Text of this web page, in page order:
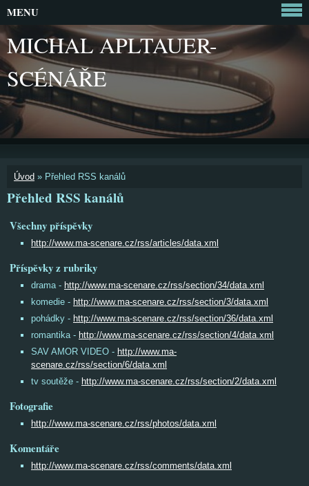
MICHAL APLTAUER-
SCÉNÁŘE
Úvod » Přehled RSS kanálů
Přehled RSS kanálů
Všechny příspěvky
http://www.ma-scenare.cz/rss/articles/data.xml
Příspěvky z rubriky
drama - http://www.ma-scenare.cz/rss/section/34/data.xml
komedie - http://www.ma-scenare.cz/rss/section/3/data.xml
pohádky - http://www.ma-scenare.cz/rss/section/36/data.xml
romantika - http://www.ma-scenare.cz/rss/section/4/data.xml
SAV AMOR VIDEO - http://www.ma-
scenare.cz/rss/section/6/data.xml
tv soutěže - http://www.ma-scenare.cz/rss/section/2/data.xml
Fotografie
http://www.ma-scenare.cz/rss/photos/data.xml
Komentáře
http://www.ma-scenare.cz/rss/comments/data.xml
MENU